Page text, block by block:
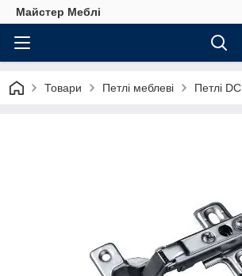
Майстер Меблі
Товари Петлі меблеві Петлі DC